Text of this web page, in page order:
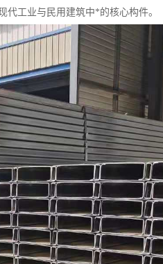
工业与民用建筑中*的核心构件。